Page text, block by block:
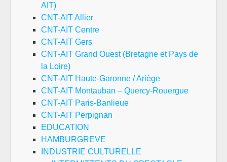
AIT)
CNT-AIT Allier
CNT-AIT Centre
CNT-AIT Gers
CNT-AIT Grand Ouest (Bretagne et Pays de
la Loire)
CNT-AIT Haute-Garonne / Ariège
CNT-AIT Montauban – Quercy-Rouergue
CNT-AIT Paris-Banlieue
CNT-AIT Perpignan
EDUCATION
HAMBURGREVE
INDUSTRIE CULTURELLE